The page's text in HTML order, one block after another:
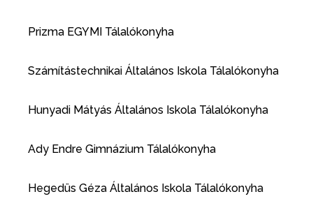
Prizma EGYMI Tálalókonyha
Számítástechnikai Általános Iskola Tálalókonyha
Hunyadi Mátyás Általános Iskola Tálalókonyha
Ady Endre Gimnázium Tálalókonyha
Hegedüs Géza Általános Iskola Tálalókonyha